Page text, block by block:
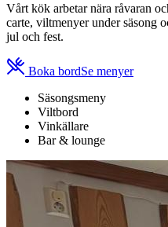
Vårt kök arbetar nära råvaran
carte, viltmenyer under säsong
jul och fest.
Boka bordSe menyer
Säsongsmeny
Viltbord
Vinkällare
Bar & lounge